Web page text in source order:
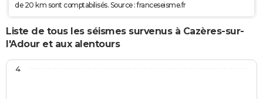
de 20 km sont comptabilisés. Source : franceseisme.fr
Liste de tous les séismes survenus à Cazères-sur-
l'Adour et aux alentours
4